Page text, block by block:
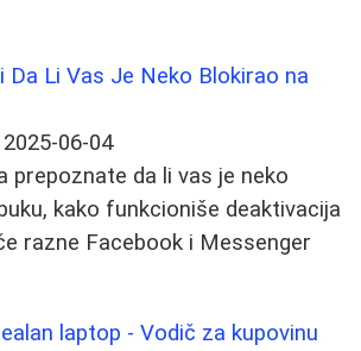
Da Li Vas Je Neko Blokirao na
2025-06-04
prepoznate da li vas je neko
kako funkcioniše deaktivacija
razne Facebook i Messenger
laptop - Vodič za kupovinu